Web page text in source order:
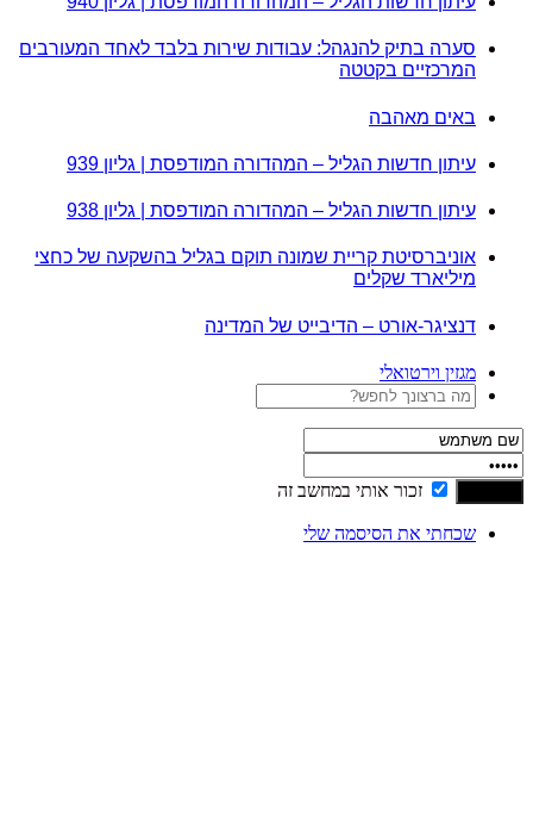
סערה בתיק להנגהל: עבודות שירות בלבד לאחד המעורבים
המרכזיים בקטטה
באים מאהבה
עיתון חדשות הגליל – המהדורה המודפסת | גליון 939
עיתון חדשות הגליל – המהדורה המודפסת | גליון 938
אוניברסיטת קריית שמונה תוקם בגליל בהשקעה של כחצי
מיליארד שקלים
דנציגר-אורט – הדיבייט של המדינה
מגזין וירטואלי
זכור אותי במחשב זה
שכחתי את הסיסמה שלי